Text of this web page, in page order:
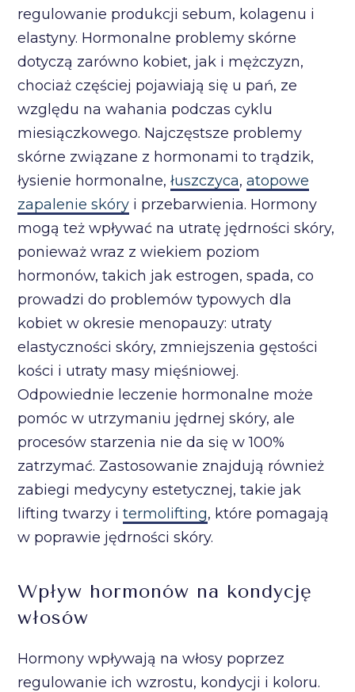
regulowanie produkcji sebum, kolagenu i
elastyny. Hormonalne problemy skórne
dotyczą zarówno kobiet, jak i mężczyzn,
chociaż częściej pojawiają się u pań, ze
względu na wahania podczas cyklu
miesiączkowego. Najczęstsze problemy
skórne związane z hormonami to trądzik,
łysienie hormonalne,łuszczyca,atopowe
zapalenie skóry i przebarwienia. Hormony
mogą też wpływać na utratę jędrności skóry,
ponieważ wraz z wiekiem poziom
hormonów, takich jak estrogen, spada, co
prowadzi do problemów typowych dla
kobiet w okresie menopauzy: utraty
elastyczności skóry, zmniejszenia gęstości
kości i utraty masy mięśniowej.
Odpowiednie leczenie hormonalne może
pomóc w utrzymaniu jędrnej skóry, ale
procesów starzenia nie da się w 100%
zatrzymać. Zastosowanie znajdują również
zabiegi medycyny estetycznej, takie jak
lifting twarzy itermolifting, które pomagają
w poprawie jędrności skóry.
Wpływ hormonów na kondycję
włosów
Hormony wpływają na włosy poprzez
regulowanie ich wzrostu, kondycji i koloru.